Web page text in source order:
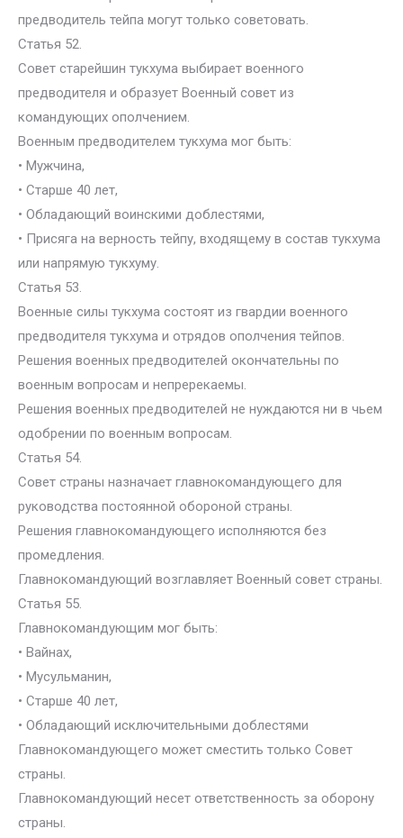
предводитель тейпа могут только советовать.
Статья 52.
Совет старейшин тукхума выбирает военного
предводителя и образует Военный совет из
командующих ополчением.
Военным предводителем тукхума мог быть:
• Мужчина,
• Старше 40 лет,
• Обладающий воинскими доблестями,
• Присяга на верность тейпу, входящему в состав тукхума
или напрямую тукхуму.
Статья 53.
Военные силы тукхума состоят из гвардии военного
предводителя тукхума и отрядов ополчения тейпов.
Решения военных предводителей окончательны по
военным вопросам и непререкаемы.
Решения военных предводителей не нуждаются ни в чьем
одобрении по военным вопросам.
Статья 54.
Совет страны назначает главнокомандующего для
руководства постоянной обороной страны.
Решения главнокомандующего исполняются без
промедления.
Главнокомандующий возглавляет Военный совет страны.
Статья 55.
Главнокомандующим мог быть:
• Вайнах,
• Мусульманин,
• Старше 40 лет,
• Обладающий исключительными доблестями
Главнокомандующего может сместить только Совет
страны.
Главнокомандующий несет ответственность за оборону
страны.